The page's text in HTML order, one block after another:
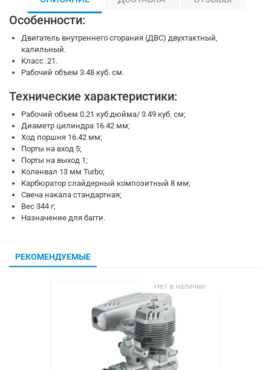
Особенности:
Двигатель внутреннего сгорания (ДВС) двухтактный,
калильный.
Класс .21.
Рабочий объем 3.48 куб. см.
Технические характеристики:
Рабочий объем 0.21 куб.дюйма/ 3.49 куб. см;
Диаметр цилиндра 16.42 мм;
Ход поршня 16.42 мм;
Порты на вход 5;
Порты на выход 1;
Коленвал 13 мм Turbo;
Карбюратор слайдерный композитный 8 мм;
Свеча накала стандартная;
Вес 344 г;
Назначение для багги.
РЕКОМЕНДУЕМЫЕ
Нет в наличии